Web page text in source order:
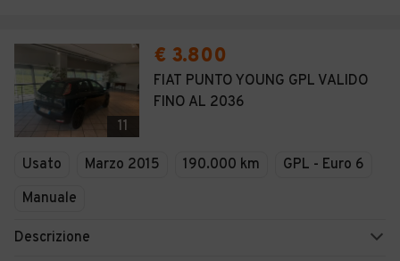
11
€ 3.800
FIAT PUNTO YOUNG GPL VALIDO
FINO AL 2036
Usato Marzo 2015 190.000 km
GPL - Euro 6
Manuale
Descrizione